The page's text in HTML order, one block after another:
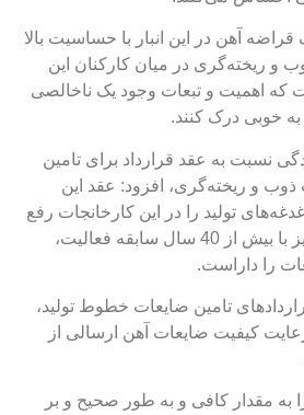
آهن در این انبار با حساسیت بالا
و ریخته‌گری در میان کارکنان این
که اهمیت و تبعات وجود یک ناخالصی
خوبی درک کنند.
نسبت به عقد قرارداد برای تامین
و ریخته‌گری، افزود: عقد این
تولید را در این کارخانجات رفع
می‌کند و انبار عظیمی نیز با بیش از 40 سال سابقه فعالیت،
را داراست.
تامین ضایعات خطوط تولید،
کیفیت ضایعات آهن ارسالی از
به مقدار کافی و به طور صحیح و بر